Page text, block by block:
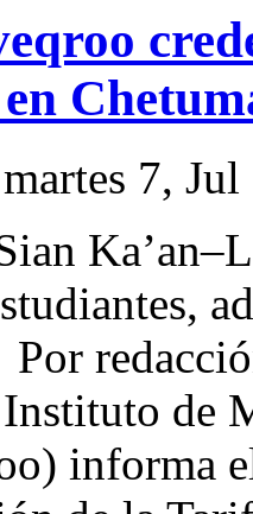
martes 7,
de
informa